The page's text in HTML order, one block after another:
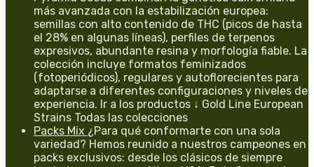
más avanzada con la estabilización europea:
semillas con alto contenido de THC (picos de hasta
el 28% en algunas líneas), perfiles de terpenos
expresivos, abundante resina y morfología fiable. La
colección incluye formatos feminizados
(fotoperiódicos), regulares y autoflorecientes para
adaptarse a diferentes configuraciones y niveles de
experiencia. Ir a los productos ↓ Gold Line European
Strains Todas las colecciones
Packs Mix ¿Para qué conformarte con una sola
variedad? Hemos reunido a nuestros campeones en
packs exclusivos: desde los clásicos de siempre